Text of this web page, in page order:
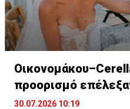
προορισμό
τους
30.07.2026 10:19